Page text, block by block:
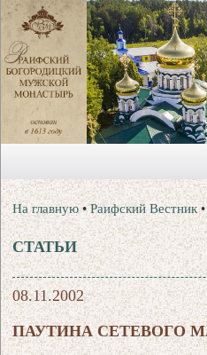
На главную •Раифский Вестник
СТАТЬИ
08.11.2002
ПАУТИНА СЕТЕВОГО